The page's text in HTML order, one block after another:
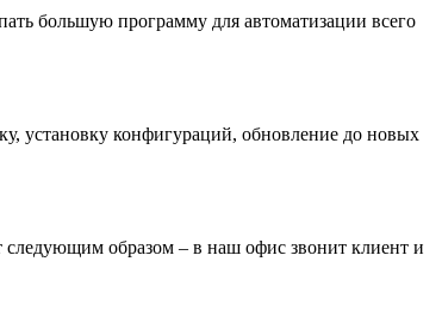
большую программу для автоматизации всего
установку конфигураций, обновление до новых
следующим образом – в наш офис звонит клиент и